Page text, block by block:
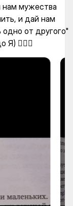
мужества
и дай нам
от другого"
👍🏽🔥